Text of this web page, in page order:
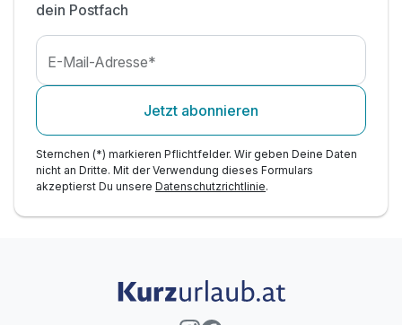
dein Postfach
E-Mail-Adresse*
Jetzt abonnieren
Sternchen (*) markieren Pflichtfelder. Wir geben Deine Daten
nicht an Dritte. Mit der Verwendung dieses Formulars
akzeptierst Du unsere Datenschutzrichtlinie.